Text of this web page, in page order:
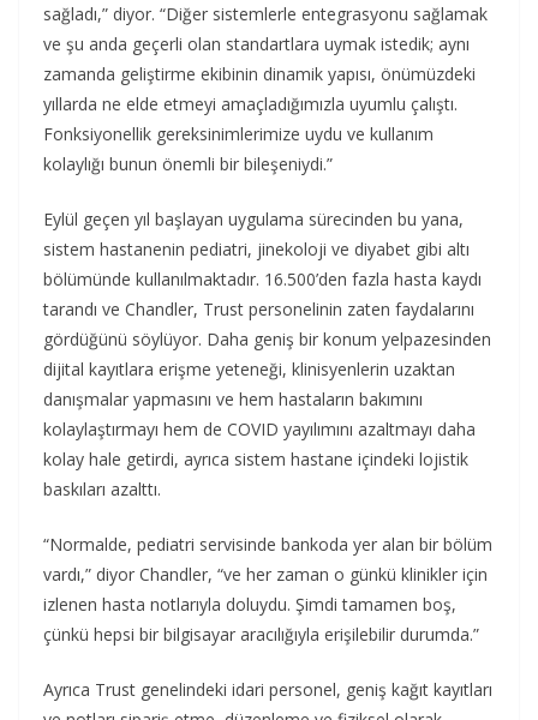
sağladı,” diyor. “Diğer sistemlerle entegrasyonu sağlamak
ve şu anda geçerli olan standartlara uymak istedik; aynı
zamanda geliştirme ekibinin dinamik yapısı, önümüzdeki
yıllarda ne elde etmeyi amaçladığımızla uyumlu çalıştı.
Fonksiyonellik gereksinimlerimize uydu ve kullanım
kolaylığı bunun önemli bir bileşeniydi.”
Eylül geçen yıl başlayan uygulama sürecinden bu yana,
sistem hastanenin pediatri, jinekoloji ve diyabet gibi altı
bölümünde kullanılmaktadır. 16.500’den fazla hasta kaydı
tarandı ve Chandler, Trust personelinin zaten faydalarını
gördüğünü söylüyor. Daha geniş bir konum yelpazesinden
dijital kayıtlara erişme yeteneği, klinisyenlerin uzaktan
danışmalar yapmasını ve hem hastaların bakımını
kolaylaştırmayı hem de COVID yayılımını azaltmayı daha
kolay hale getirdi, ayrıca sistem hastane içindeki lojistik
baskıları azalttı.
“Normalde, pediatri servisinde bankoda yer alan bir bölüm
vardı,” diyor Chandler, “ve her zaman o günkü klinikler için
izlenen hasta notlarıyla doluydu. Şimdi tamamen boş,
çünkü hepsi bir bilgisayar aracılığıyla erişilebilir durumda.”
Ayrıca Trust genelindeki idari personel, geniş kağıt kayıtları